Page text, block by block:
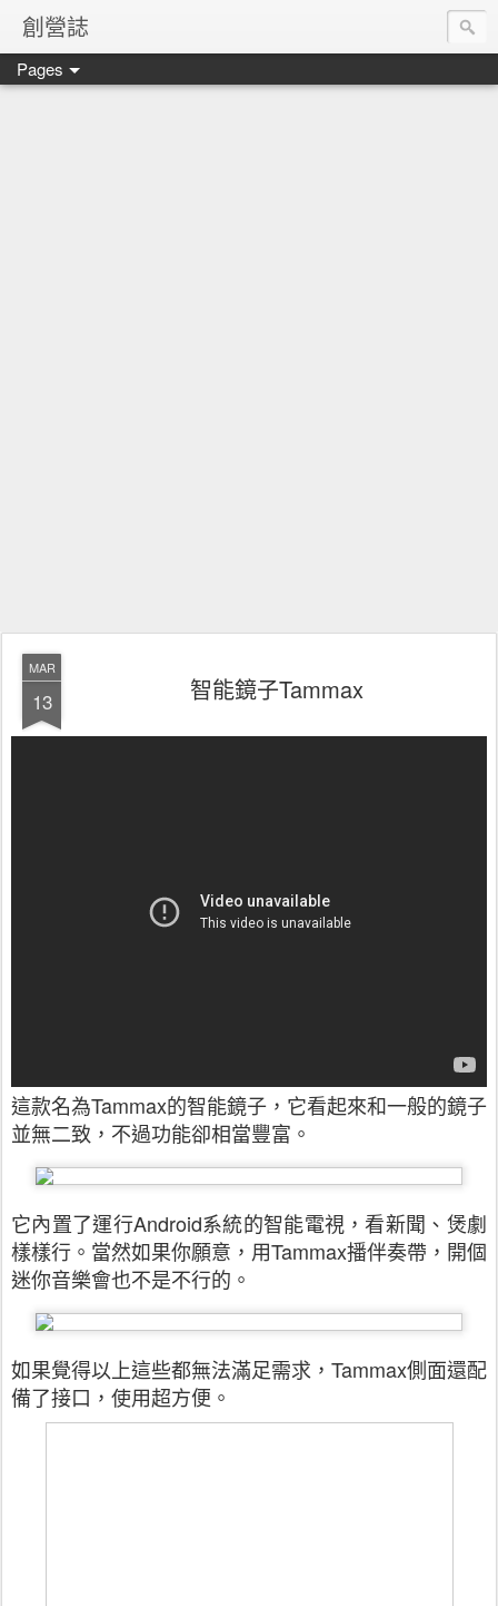
創營誌
Pages
MAR
13 智能鏡子Tammax
這款名為Tammax的智能鏡子，它看起來和一般的鏡子
並無二致，不過功能卻相當豐富。
它內置了運行Android系統的智能電視，看新聞、煲劇
樣樣行。當然如果你願意，用Tammax播伴奏帶，開個
迷你音樂會也不是不行的。
如果覺得以上這些都無法滿足需求，Tammax側面還配
備了接口，使用超方便。